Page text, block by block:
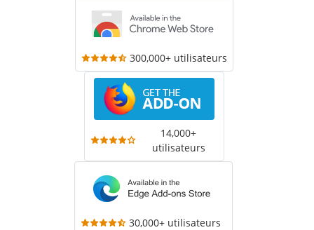
300,000+ utilisateurs
14,000+
utilisateurs
30,000+ utilisateurs